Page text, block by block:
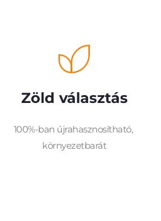
Zöld választás
100%-ban újrahasznosítható,
környezetbarát